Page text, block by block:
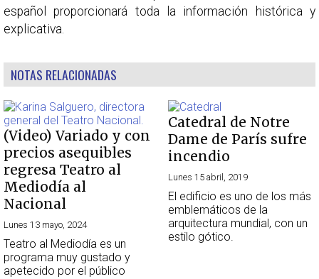
español proporcionará toda la información histórica y
explicativa.
NOTAS RELACIONADAS
(Video) Variado y con
precios asequibles
regresa Teatro al
Mediodía al
Nacional
Lunes 13 mayo, 2024
Teatro al Mediodía es un
programa muy gustado y
apetecido por el público
Catedral de Notre
Dame de París sufre
incendio
Lunes 15 abril, 2019
El edificio es uno de los más
emblemáticos de la
arquitectura mundial, con un
estilo gótico.